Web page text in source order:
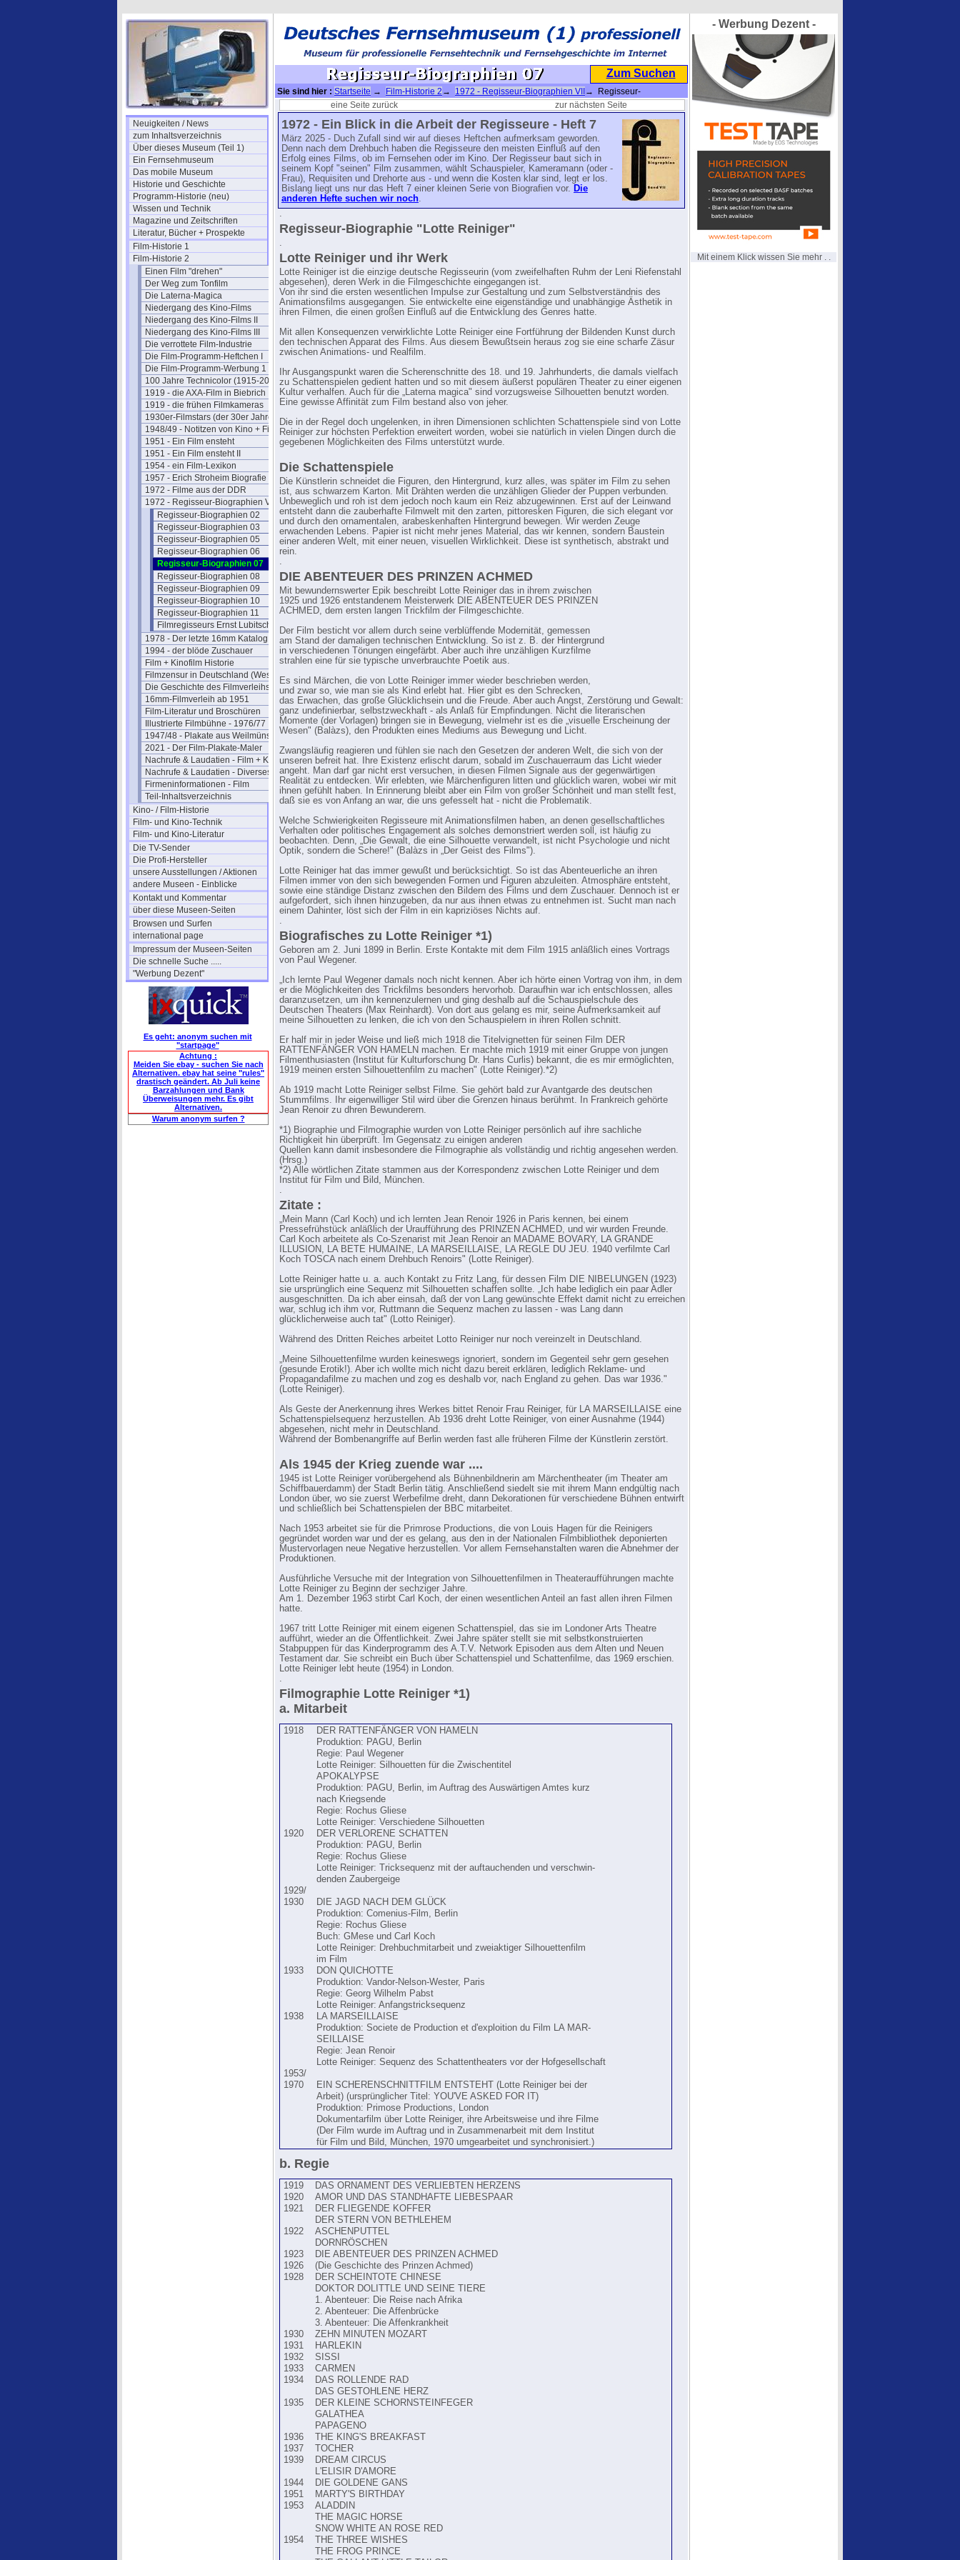
Neuigkeiten / News
zum Inhaltsverzeichnis
Über dieses Museum (Teil 1)
Ein Fernsehmuseum
Das mobile Museum
Historie und Geschichte
Programm-Historie (neu)
Wissen und Technik
Magazine und Zeitschriften
Literatur, Bücher + Prospekte
Film-Historie 1
Film-Historie 2
Einen Film "drehen"
Der Weg zum Tonfilm
Die Laterna-Magica
Niedergang des Kino-Films
Niedergang des Kino-Films II
Niedergang des Kino-Films III
Die verrottete Film-Industrie
Die Film-Programm-Heftchen I
Die Film-Programm-Werbung 1
100 Jahre Technicolor (1915-2015)
1919 - die AXA-Film in Biebrich
1919 - die frühen Filmkameras
1930er-Filmstars (der 30er Jahre)
1948/49 - Notitzen von Kino + Film
1951 - Ein Film ensteht
1951 - Ein Film ensteht II
1954 - ein Film-Lexikon
1957 - Erich Stroheim Biografie
1972 - Filme aus der DDR
1972 - Regisseur-Biographien VII
Regisseur-Biographien 02
Regisseur-Biographien 03
Regisseur-Biographien 05
Regisseur-Biographien 06
Regisseur-Biographien 07
Regisseur-Biographien 08
Regisseur-Biographien 09
Regisseur-Biographien 10
Regisseur-Biographien 11
Filmregisseurs Ernst Lubitsch 100
1978 - Der letzte 16mm Katalog
1994 - der blöde Zuschauer
Film + Kinofilm Historie
Filmzensur in Deutschland (West)
Die Geschichte des Filmverleihs
16mm-Filmverleih ab 1951
Film-Literatur und Broschüren
Illustrierte Filmbühne - 1976/77
1947/48 - Plakate aus Weilmünster
2021 - Der Film-Plakate-Maler
Nachrufe & Laudatien - Film + Kino
Nachrufe & Laudatien - Diverses
Firmeninformationen - Film
Teil-Inhaltsverzeichnis
Kino- / Film-Historie
Film- und Kino-Technik
Film- und Kino-Literatur
Die TV-Sender
Die Profi-Hersteller
unsere Ausstellungen / Aktionen
andere Museen - Einblicke
Kontakt und Kommentar
über diese Museen-Seiten
Browsen und Surfen
international page
Impressum der Museen-Seiten
Die schnelle Suche .....
"Werbung Dezent"
Es geht: anonym suchen mit
"startpage"
Achtung :
Meiden Sie ebay - suchen Sie nach
Alternativen. ebay hat seine "rules"
drastisch geändert. Ab Juli keine
Barzahlungen und Bank
Überweisungen mehr. Es gibt
Alternativen.
Warum anonym surfen ?
Zum Suchen
Sie sind hier : Startseite → Film-Historie 2 → 1972 - Regisseur-Biographien VII → Regisseur-
Biographien 07eine Seite zurück zur nächsten Seite
1972 - Ein Blick in die Arbeit der Regisseure - Heft 7
März 2025 - Duch Zufall sind wir auf dieses Heftchen aufmerksam geworden.
Denn nach dem Drehbuch haben die Regisseure den meisten Einfluß auf den
Erfolg eines Films, ob im Fernsehen oder im Kino. Der Regisseur baut sich in
seinem Kopf "seinen" Film zusammen, wählt Schauspieler, Kameramann (oder -
Frau), Requisiten und Drehorte aus - und wenn die Kosten klar sind, legt er los.
Bislang liegt uns nur das Heft 7 einer kleinen Serie von Biografien vor. Die
anderen Hefte suchen wir noch.
.
Regisseur-Biographie "Lotte Reiniger"
.
Lotte Reiniger und ihr Werk
Lotte Reiniger ist die einzige deutsche Regisseurin (vom zweifelhaften Ruhm der Leni Riefenstahl
abgesehen), deren Werk in die Filmgeschichte eingegangen ist.
Von ihr sind die ersten wesentlichen Impulse zur Gestaltung und zum Selbstverständnis des
Animationsfilms ausgegangen. Sie entwickelte eine eigenständige und unabhängige Ästhetik in
ihren Filmen, die einen großen Einfluß auf die Entwicklung des Genres hatte.
Mit allen Konsequenzen verwirklichte Lotte Reiniger eine Fortführung der Bildenden Kunst durch
den technischen Apparat des Films. Aus diesem Bewußtsein heraus zog sie eine scharfe Zäsur
zwischen Animations- und Realfilm.
Ihr Ausgangspunkt waren die Scherenschnitte des 18. und 19. Jahrhunderts, die damals vielfach
zu Schattenspielen gedient hatten und so mit diesem äußerst populären Theater zu einer eigenen
Kultur verhalfen. Auch für die „Laterna magica" sind vorzugsweise Silhouetten benutzt worden.
Eine gewisse Affinität zum Film bestand also von jeher.
Die in der Regel doch ungelenken, in ihren Dimensionen schlichten Schattenspiele sind von Lotte
Reiniger zur höchsten Perfektion erweitert worden, wobei sie natürlich in vielen Dingen durch die
gegebenen Möglichkeiten des Films unterstützt wurde.
Die Schattenspiele
Die Künstlerin schneidet die Figuren, den Hintergrund, kurz alles, was später im Film zu sehen
ist, aus schwarzem Karton. Mit Drähten werden die unzähligen Glieder der Puppen verbunden.
Unbeweglich und roh ist dem jedoch noch kaum ein Reiz abzugewinnen. Erst auf der Leinwand
entsteht dann die zauberhafte Filmwelt mit den zarten, pittoresken Figuren, die sich elegant vor
und durch den ornamentalen, arabeskenhaften Hintergrund bewegen. Wir werden Zeuge
erwachenden Lebens. Papier ist nicht mehr jenes Material, das wir kennen, sondern Baustein
einer anderen Welt, mit einer neuen, visuellen Wirklichkeit. Diese ist synthetisch, abstrakt und
rein.
.
DIE ABENTEUER DES PRINZEN ACHMED
Mit bewundernswerter Epik beschreibt Lotte Reiniger das in ihrem zwischen
1925 und 1926 entstandenem Meisterwerk DIE ABENTEUER DES PRINZEN
ACHMED, dem ersten langen Trickfilm der Filmgeschichte.
Der Film besticht vor allem durch seine verblüffende Modernität, gemessen
am Stand der damaligen technischen Entwicklung. So ist z. B. der Hintergrund
in verschiedenen Tönungen eingefärbt. Aber auch ihre unzähligen Kurzfilme
strahlen eine für sie typische unverbrauchte Poetik aus.
Es sind Märchen, die von Lotte Reiniger immer wieder beschrieben werden,
und zwar so, wie man sie als Kind erlebt hat. Hier gibt es den Schrecken,
das Erwachen, das große Glücklichsein und die Freude. Aber auch Angst, Zerstörung und Gewalt:
ganz undefinierbar, selbstzweckhaft - als Anlaß für Empfindungen. Nicht die literarischen
Momente (der Vorlagen) bringen sie in Bewegung, vielmehr ist es die „visuelle Erscheinung der
Wesen" (Balàzs), den Produkten eines Mediums aus Bewegung und Licht.
Zwangsläufig reagieren und fühlen sie nach den Gesetzen der anderen Welt, die sich von der
unseren befreit hat. Ihre Existenz erlischt darum, sobald im Zuschauerraum das Licht wieder
angeht. Man darf gar nicht erst versuchen, in diesen Filmen Signale aus der gegenwärtigen
Realität zu entdecken. Wir erlebten, wie Märchenfiguren litten und glücklich waren, wobei wir mit
ihnen gefühlt haben. In Erinnerung bleibt aber ein Film von großer Schönheit und man stellt fest,
daß sie es von Anfang an war, die uns gefesselt hat - nicht die Problematik.
Welche Schwierigkeiten Regisseure mit Animationsfilmen haben, an denen gesellschaftliches
Verhalten oder politisches Engagement als solches demonstriert werden soll, ist häufig zu
beobachten. Denn, „Die Gewalt, die eine Silhouette verwandelt, ist nicht Psychologie und nicht
Optik, sondern die Schere!" (Balàzs in „Der Geist des Films").
Lotte Reiniger hat das immer gewußt und berücksichtigt. So ist das Abenteuerliche an ihren
Filmen immer von den sich bewegenden Formen und Figuren abzuleiten. Atmosphäre entsteht,
sowie eine ständige Distanz zwischen den Bildern des Films und dem Zuschauer. Dennoch ist er
aufgefordert, sich ihnen hinzugeben, da nur aus ihnen etwas zu entnehmen ist. Sucht man nach
einem Dahinter, löst sich der Film in ein kapriziöses Nichts auf.
.
Biografisches zu Lotte Reiniger *1)
Geboren am 2. Juni 1899 in Berlin. Erste Kontakte mit dem Film 1915 anläßlich eines Vortrags
von Paul Wegener.
„Ich lernte Paul Wegener damals noch nicht kennen. Aber ich hörte einen Vortrag von ihm, in dem
er die Möglichkeiten des Trickfilms besonders hervorhob. Daraufhin war ich entschlossen, alles
daranzusetzen, um ihn kennenzulernen und ging deshalb auf die Schauspielschule des
Deutschen Theaters (Max Reinhardt). Von dort aus gelang es mir, seine Aufmerksamkeit auf
meine Silhouetten zu lenken, die ich von den Schauspielern in ihren Rollen schnitt.
Er half mir in jeder Weise und ließ mich 1918 die Titelvignetten für seinen Film DER
RATTENFÄNGER VON HAMELN machen. Er machte mich 1919 mit einer Gruppe von jungen
Filmenthusiasten (Institut für Kulturforschung Dr. Hans Curlis) bekannt, die es mir ermöglichten,
1919 meinen ersten Silhouettenfilm zu machen" (Lotte Reiniger).*2)
Ab 1919 macht Lotte Reiniger selbst Filme. Sie gehört bald zur Avantgarde des deutschen
Stummfilms. Ihr eigenwilliger Stil wird über die Grenzen hinaus berühmt. In Frankreich gehörte
Jean Renoir zu dhren Bewunderern.
*1) Biographie und Filmographie wurden von Lotte Reiniger persönlich auf ihre sachliche
Richtigkeit hin überprüft. Im Gegensatz zu einigen anderen
Quellen kann damit insbesondere die Filmographie als vollständig und richtig angesehen werden.
(Hrsg.)
*2) Alle wörtlichen Zitate stammen aus der Korrespondenz zwischen Lotte Reiniger und dem
Institut für Film und Bild, München.
.
Zitate :
„Mein Mann (Carl Koch) und ich lernten Jean Renoir 1926 in Paris kennen, bei einem
Pressefrühstück anläßlich der Uraufführung des PRINZEN ACHMED, und wir wurden Freunde.
Carl Koch arbeitete als Co-Szenarist mit Jean Renoir an MADAME BOVARY, LA GRANDE
ILLUSION, LA BETE HUMAINE, LA MARSEILLAISE, LA REGLE DU JEU. 1940 verfilmte Carl
Koch TOSCA nach einem Drehbuch Renoirs" (Lotte Reiniger).
Lotte Reiniger hatte u. a. auch Kontakt zu Fritz Lang, für dessen Film DIE NIBELUNGEN (1923)
sie ursprünglich eine Sequenz mit Silhouetten schaffen sollte. „Ich habe lediglich ein paar Adler
ausgeschnitten. Da ich aber einsah, daß der von Lang gewünschte Effekt damit nicht zu erreichen
war, schlug ich ihm vor, Ruttmann die Sequenz machen zu lassen - was Lang dann
glücklicherweise auch tat" (Lotto Reiniger).
Während des Dritten Reiches arbeitet Lotto Reiniger nur noch vereinzelt in Deutschland.
„Meine Silhouettenfilme wurden keineswegs ignoriert, sondern im Gegenteil sehr gern gesehen
(gesunde Erotik!). Aber ich wollte mich nicht dazu bereit erklären, lediglich Reklame- und
Propagandafilme zu machen und zog es deshalb vor, nach England zu gehen. Das war 1936."
(Lotte Reiniger).
Als Geste der Anerkennung ihres Werkes bittet Renoir Frau Reiniger, für LA MARSEILLAISE eine
Schattenspielsequenz herzustellen. Ab 1936 dreht Lotte Reiniger, von einer Ausnahme (1944)
abgesehen, nicht mehr in Deutschland.
Während der Bombenangriffe auf Berlin werden fast alle früheren Filme der Künstlerin zerstört.
Als 1945 der Krieg zuende war ....
1945 ist Lotte Reiniger vorübergehend als Bühnenbildnerin am Märchentheater (im Theater am
Schiffbauerdamm) der Stadt Berlin tätig. Anschließend siedelt sie mit ihrem Mann endgültig nach
London über, wo sie zuerst Werbefilme dreht, dann Dekorationen für verschiedene Bühnen entwirft
und schließlich bei Schattenspielen der BBC mitarbeitet.
Nach 1953 arbeitet sie für die Primrose Productions, die von Louis Hagen für die Reinigers
gegründet worden war und der es gelang, aus den in der Nationalen Filmbibliothek deponierten
Mustervorlagen neue Negative herzustellen. Vor allem Fernsehanstalten waren die Abnehmer der
Produktionen.
Ausführliche Versuche mit der Integration von Silhouettenfilmen in Theateraufführungen machte
Lotte Reiniger zu Beginn der sechziger Jahre.
Am 1. Dezember 1963 stirbt Carl Koch, der einen wesentlichen Anteil an fast allen ihren Filmen
hatte.
1967 tritt Lotte Reiniger mit einem eigenen Schattenspiel, das sie im Londoner Arts Theatre
aufführt, wieder an die Öffentlichkeit. Zwei Jahre später stellt sie mit selbstkonstruierten
Stabpuppen für das Kinderprogramm des A.T.V. Network Episoden aus dem Alten und Neuen
Testament dar. Sie schreibt ein Buch über Schattenspiel und Schattenfilme, das 1969 erschien.
Lotte Reiniger lebt heute (1954) in London.
.
Filmographie Lotte Reiniger *1)
a. Mitarbeit
1918
DER RATTENFÄNGER VON HAMELN
Produktion: PAGU, Berlin
Regie: Paul Wegener
Lotte Reiniger: Silhouetten für die Zwischentitel
APOKALYPSE
Produktion: PAGU, Berlin, im Auftrag des Auswärtigen Amtes kurz
nach Kriegsende
Regie: Rochus Gliese
Lotte Reiniger: Verschiedene Silhouetten
1920
DER VERLORENE SCHATTEN
Produktion: PAGU, Berlin
Regie: Rochus Gliese
Lotte Reiniger: Tricksequenz mit der auftauchenden und verschwin-
denden Zaubergeige
1929/
1930
DIE JAGD NACH DEM GLÜCK
Produktion: Comenius-Film, Berlin
Regie: Rochus Gliese
Buch: GMese und Carl Koch
Lotte Reiniger: Drehbuchmitarbeit und zweiaktiger Silhouettenfilm
im Film
1933
DON QUICHOTTE
Produktion: Vandor-Nelson-Wester, Paris
Regie: Georg Wilhelm Pabst
Lotte Reiniger: Anfangstricksequenz
1938
LA MARSEILLAISE
Produktion: Societe de Production et d'exploition du Film LA MAR-
SEILLAISE
Regie: Jean Renoir
Lotte Reiniger: Sequenz des Schattentheaters vor der Hofgesellschaft
1953/
1970
EIN SCHERENSCHNITTFILM ENTSTEHT (Lotte Reiniger bei der
Arbeit) (ursprünglicher Titel: YOU'VE ASKED FOR IT)
Produktion: Primose Productions, London
Dokumentarfilm über Lotte Reiniger, ihre Arbeitsweise und ihre Filme
(Der Film wurde im Auftrag und in Zusammenarbeit mit dem Institut
für Film und Bild, München, 1970 umgearbeitet und synchronisiert.)
b. Regie
1919
DAS ORNAMENT DES VERLIEBTEN HERZENS
1920
AMOR UND DAS STANDHAFTE LIEBESPAAR
1921
DER FLIEGENDE KOFFER
DER STERN VON BETHLEHEM
1922
ASCHENPUTTEL
DORNRÖSCHEN
1923
DIE ABENTEUER DES PRINZEN ACHMED
1926
(Die Geschichte des Prinzen Achmed)
1928
DER SCHEINTOTE CHINESE
DOKTOR DOLITTLE UND SEINE TIERE
1. Abenteuer: Die Reise nach Afrika
2. Abenteuer: Die Affenbrücke
3. Abenteuer: Die Affenkrankheit
1930
ZEHN MINUTEN MOZART
1931
HARLEKIN
1932
SISSI
1933
CARMEN
1934
DAS ROLLENDE RAD
DAS GESTOHLENE HERZ
1935
DER KLEINE SCHORNSTEINFEGER
GALATHEA
PAPAGENO
1936
THE KING'S BREAKFAST
1937
TOCHER
1939
DREAM CIRCUS
L'ELISIR D'AMORE
1944
DIE GOLDENE GANS
1951
MARTY'S BIRTHDAY
1953
ALADDIN
THE MAGIC HORSE
SNOW WHITE AN ROSE RED
1954
THE THREE WISHES
THE FROG PRINCE
- Werbung Dezent -
Mit einem Klick wissen Sie mehr . .